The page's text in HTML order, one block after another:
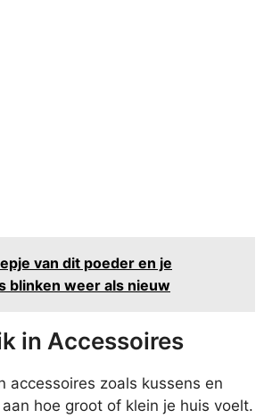
van dit poeder en je
blinken weer als nieuw
in Accessoires
accessoires zoals kussens en
hoe groot of klein je huis voelt.